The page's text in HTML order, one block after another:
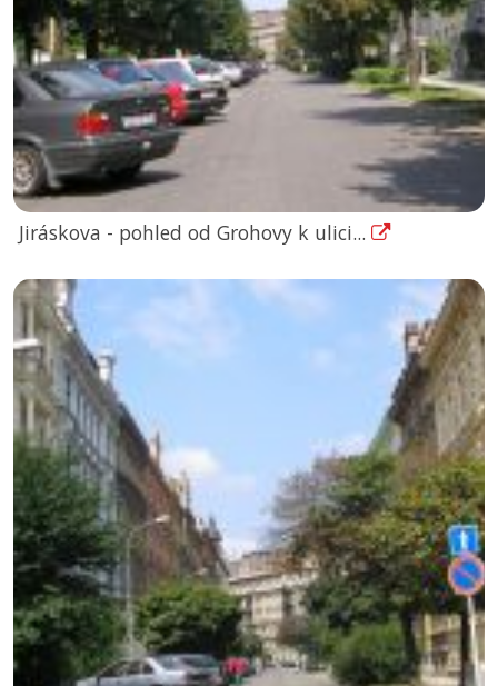
Jiráskova - pohled od Grohovy k ulici...